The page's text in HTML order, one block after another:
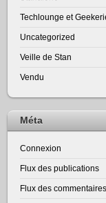
Techlounge et
Uncategorized
Veille de Stan
Vendu
Méta
Connexion
Flux des publications
Flux des commentaires